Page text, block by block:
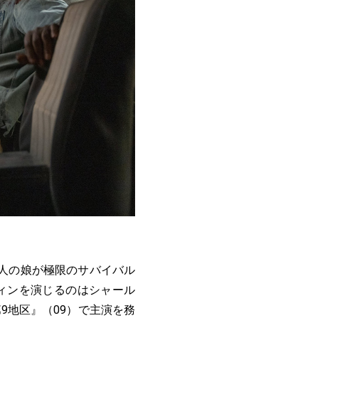
の娘が極限のサバイバル
ンを演じるのはシャール
地区』（09）で主演を務